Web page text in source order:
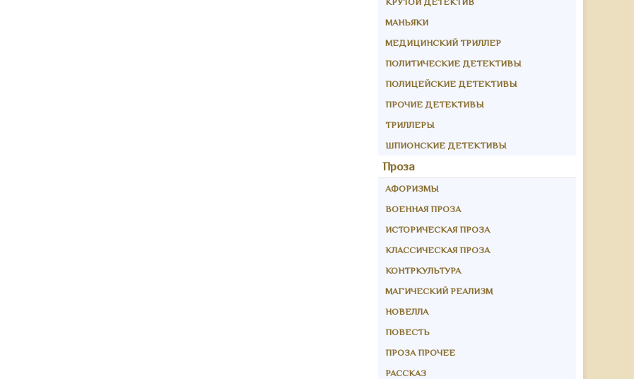
МАНЬЯКИ
МЕДИЦИНСКИЙ ТРИЛЛЕР
ПОЛИТИЧЕСКИЕ ДЕТЕКТИВЫ
ПОЛИЦЕЙСКИЕ ДЕТЕКТИВЫ
ПРОЧИЕ ДЕТЕКТИВЫ
ТРИЛЛЕРЫ
ШПИОНСКИЕ ДЕТЕКТИВЫ
Проза
АФОРИЗМЫ
ВОЕННАЯ ПРОЗА
ИСТОРИЧЕСКАЯ ПРОЗА
КЛАССИЧЕСКАЯ ПРОЗА
КОНТРКУЛЬТУРА
МАГИЧЕСКИЙ РЕАЛИЗМ
НОВЕЛЛА
ПОВЕСТЬ
ПРОЗА ПРОЧЕЕ
РАССКАЗ